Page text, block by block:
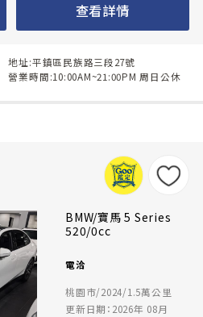
查看詳情
地址:平鎮區民族路三段27號
營業時間:10:00AM~21:00PM 周日公休
BMW/寶馬 5 Series
520/0cc
電洽
桃園市/2024/1.5萬公里
更新日期：2026年 08月